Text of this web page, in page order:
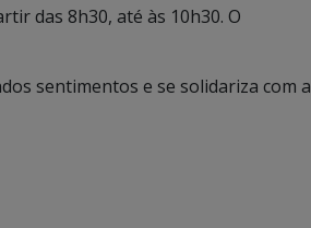
das 8h30, até às 10h30. O
sentimentos e se solidariza com a